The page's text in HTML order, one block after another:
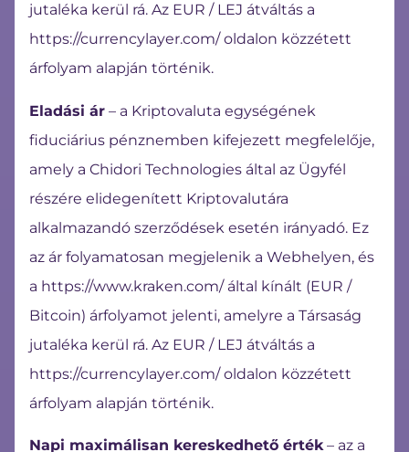
jutaléka kerül rá. Az EUR / LEJ átváltás a
https://currencylayer.com/ oldalon közzétett
árfolyam alapján történik.
Eladási ár – a Kriptovaluta egységének
fiduciárius pénznemben kifejezett megfelelője,
amely a Chidori Technologies által az Ügyfél
részére elidegenített Kriptovalutára
alkalmazandó szerződések esetén irányadó. Ez
az ár folyamatosan megjelenik a Webhelyen, és
a https://www.kraken.com/ által kínált (EUR /
Bitcoin) árfolyamot jelenti, amelyre a Társaság
jutaléka kerül rá. Az EUR / LEJ átváltás a
https://currencylayer.com/ oldalon közzétett
árfolyam alapján történik.
Napi maximálisan kereskedhető érték– az a